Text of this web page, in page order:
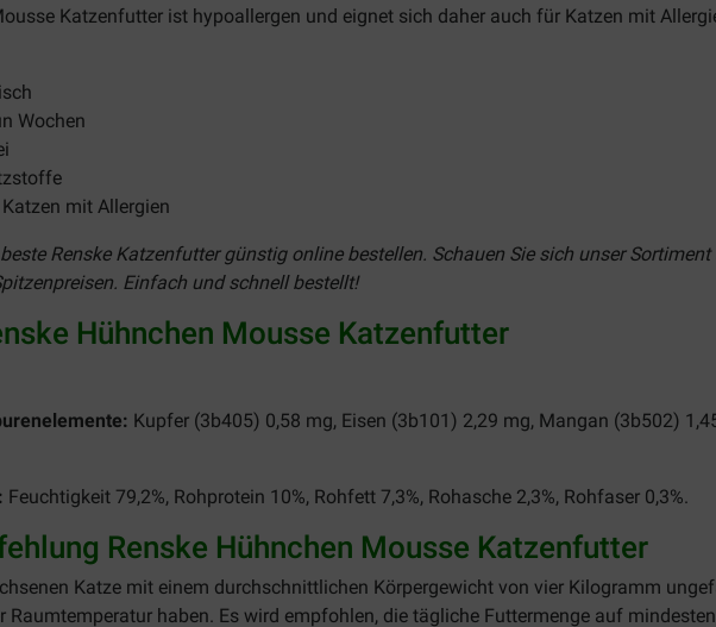
Katzenfutter ist hypoallergen und eignet sich daher auch für Katzen mit
Wochen
mit Allergien
Renske Katzenfutter günstig online bestellen. Schauen Sie sich unser
Einfach und schnell bestellt!
Hühnchen Mousse Katzenfutter
Kupfer (3b405) 0,58 mg, Eisen (3b101) 2,29 mg, Mangan (3b502)
Feuchtigkeit 79,2%, Rohprotein 10%, Rohfett 7,3%, Rohasche 2,3%, Rohfaser 0,3%.
Renske Hühnchen Mousse Katzenfutter
Katze mit einem durchschnittlichen Körpergewicht von vier Kilogramm
Raumtemperatur haben. Es wird empfohlen, die tägliche Futtermenge auf